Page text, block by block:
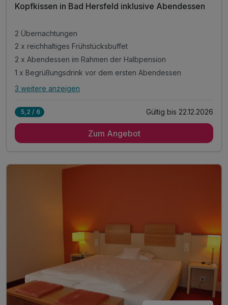
Kopfkissen in Bad Hersfeld inklusive Abendessen
2 Übernachtungen
2 x reichhaltiges Frühstücksbuffet
2 x Abendessen im Rahmen der Halbpension
1 x Begrüßungsdrink vor dem ersten Abendessen
Alle Inklusivleistungen
2 x reichhaltiges Frühstücksbuffet
3 weitere anzeigen
5,2 / 6 Gültig bis 22.12.2026
Zum Angebot